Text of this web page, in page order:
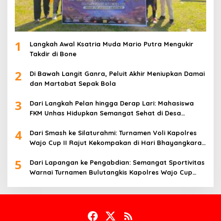
1
Langkah Awal Ksatria Muda Mario Putra Mengukir
Takdir di Bone
2
Di Bawah Langit Ganra, Peluit Akhir Meniupkan Damai
dan Martabat Sepak Bola
3
Dari Langkah Pelan hingga Derap Lari: Mahasiswa
FKM Unhas Hidupkan Semangat Sehat di Desa
4
Dari Smash ke Silaturahmi: Turnamen Voli Kapolres
Wajo Cup II Rajut Kekompakan di Hari Bhayangkara
5
Dari Lapangan ke Pengabdian: Semangat Sportivitas
Warnai Turnamen Bulutangkis Kapolres Wajo Cup